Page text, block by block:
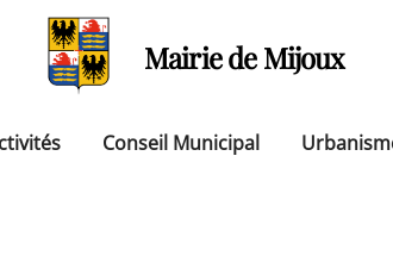
Mairie de Mijoux
Conseil Municipal